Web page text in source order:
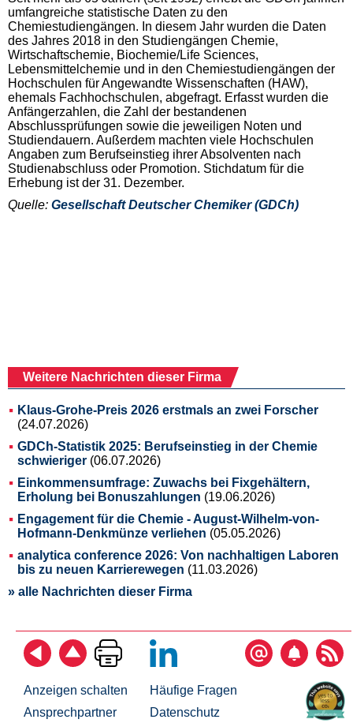
umfangreiche statistische Daten zu den
Chemiestudiengängen. In diesem Jahr wurden die Daten
des Jahres 2018 in den Studiengängen Chemie,
Wirtschaftschemie, Biochemie/Life Sciences,
Lebensmittelchemie und in den Chemiestudiengängen der
Hochschulen für Angewandte Wissenschaften (HAW),
ehemals Fachhochschulen, abgefragt. Erfasst wurden die
Anfängerzahlen, die Zahl der bestandenen
Abschlussprüfungen sowie die jeweiligen Noten und
Studiendauern. Außerdem machten viele Hochschulen
Angaben zum Berufseinstieg ihrer Absolventen nach
Studienabschluss oder Promotion. Stichdatum für die
Erhebung ist der 31. Dezember.
Quelle: Gesellschaft Deutscher Chemiker (GDCh)
Weitere Nachrichten dieser Firma
Klaus-Grohe-Preis 2026 erstmals an zwei Forscher
(24.07.2026)
GDCh-Statistik 2025: Berufseinstieg in der Chemie
schwieriger (06.07.2026)
Einkommensumfrage: Zuwachs bei Fixgehältern,
Erholung bei Bonuszahlungen (19.06.2026)
Engagement für die Chemie - August-Wilhelm-von-
Hofmann-Denkmünze verliehen (05.05.2026)
analytica conference 2026: Von nachhaltigen Laboren
bis zu neuen Karrierewegen (11.03.2026)
» alle Nachrichten dieser Firma
Anzeigen schalten
Ansprechpartner
Häufige Fragen
Datenschutz